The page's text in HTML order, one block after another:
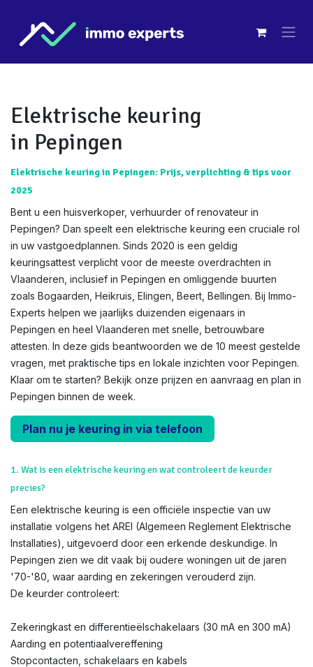
Elektrische keuring
in Pepingen
Elektrische keuring in Pepingen: Prijs, verplichting & tips voor
2025
Bent u een huisverkoper, verhuurder of renovateur in
Pepingen? Dan speelt een elektrische keuring een cruciale rol
in uw vastgoedplannen. Sinds 2020 is een geldig
keuringsattest verplicht voor de meeste overdrachten in
Vlaanderen, inclusief in Pepingen en omliggende buurten
zoals Bogaarden, Heikruis, Elingen, Beert, Bellingen. Bij Immo-
Experts helpen we jaarlijks duizenden eigenaars in
Pepingen en heel Vlaanderen met snelle, betrouwbare
attesten. In deze gids beantwoorden we de 10 meest gestelde
vragen, met praktische tips en lokale inzichten voor Pepingen.
Klaar om te starten? Bekijk onze prijzen en aanvraag en plan in
Pepingen binnen de week.
Plan nu je keuring in via telefoon
1. Wat is een elektrische keuring en wat controleert de keurder
precies?
Een elektrische keuring is een officiële inspectie van uw
installatie volgens het AREI (Algemeen Reglement Elektrische
Installaties), uitgevoerd door een erkende deskundige. In
Pepingen zien we dit vaak bij oudere woningen uit de jaren
'70-'80, waar aarding en zekeringen verouderd zijn.
De keurder controleert:
Zekeringkast en differentieëlschakelaars (30 mA en 300 mA)
Aarding en potentiaalvereffening
Stopcontacten, schakelaars en kabels